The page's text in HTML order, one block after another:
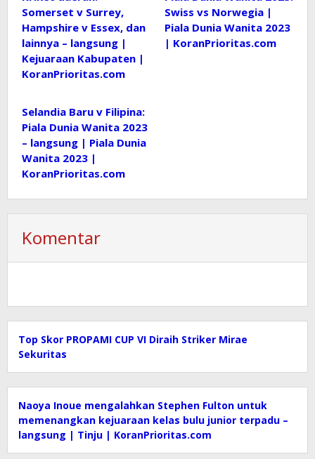
Somerset v Surrey,
Hampshire v Essex, dan
lainnya – langsung |
Kejuaraan Kabupaten |
KoranPrioritas.com
Swiss vs Norwegia |
Piala Dunia Wanita 2023
| KoranPrioritas.com
Selandia Baru v Filipina:
Piala Dunia Wanita 2023
– langsung | Piala Dunia
Wanita 2023 |
KoranPrioritas.com
Komentar
Top Skor PROPAMI CUP VI Diraih Striker Mirae
Sekuritas
Naoya Inoue mengalahkan Stephen Fulton untuk
memenangkan kejuaraan kelas bulu junior terpadu –
langsung | Tinju | KoranPrioritas.com